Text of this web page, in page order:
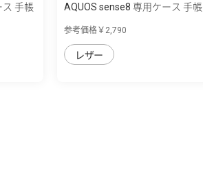
ス 手帳
AQUOS sense8 専用ケース 手帳
参考価格￥2,790
レザー